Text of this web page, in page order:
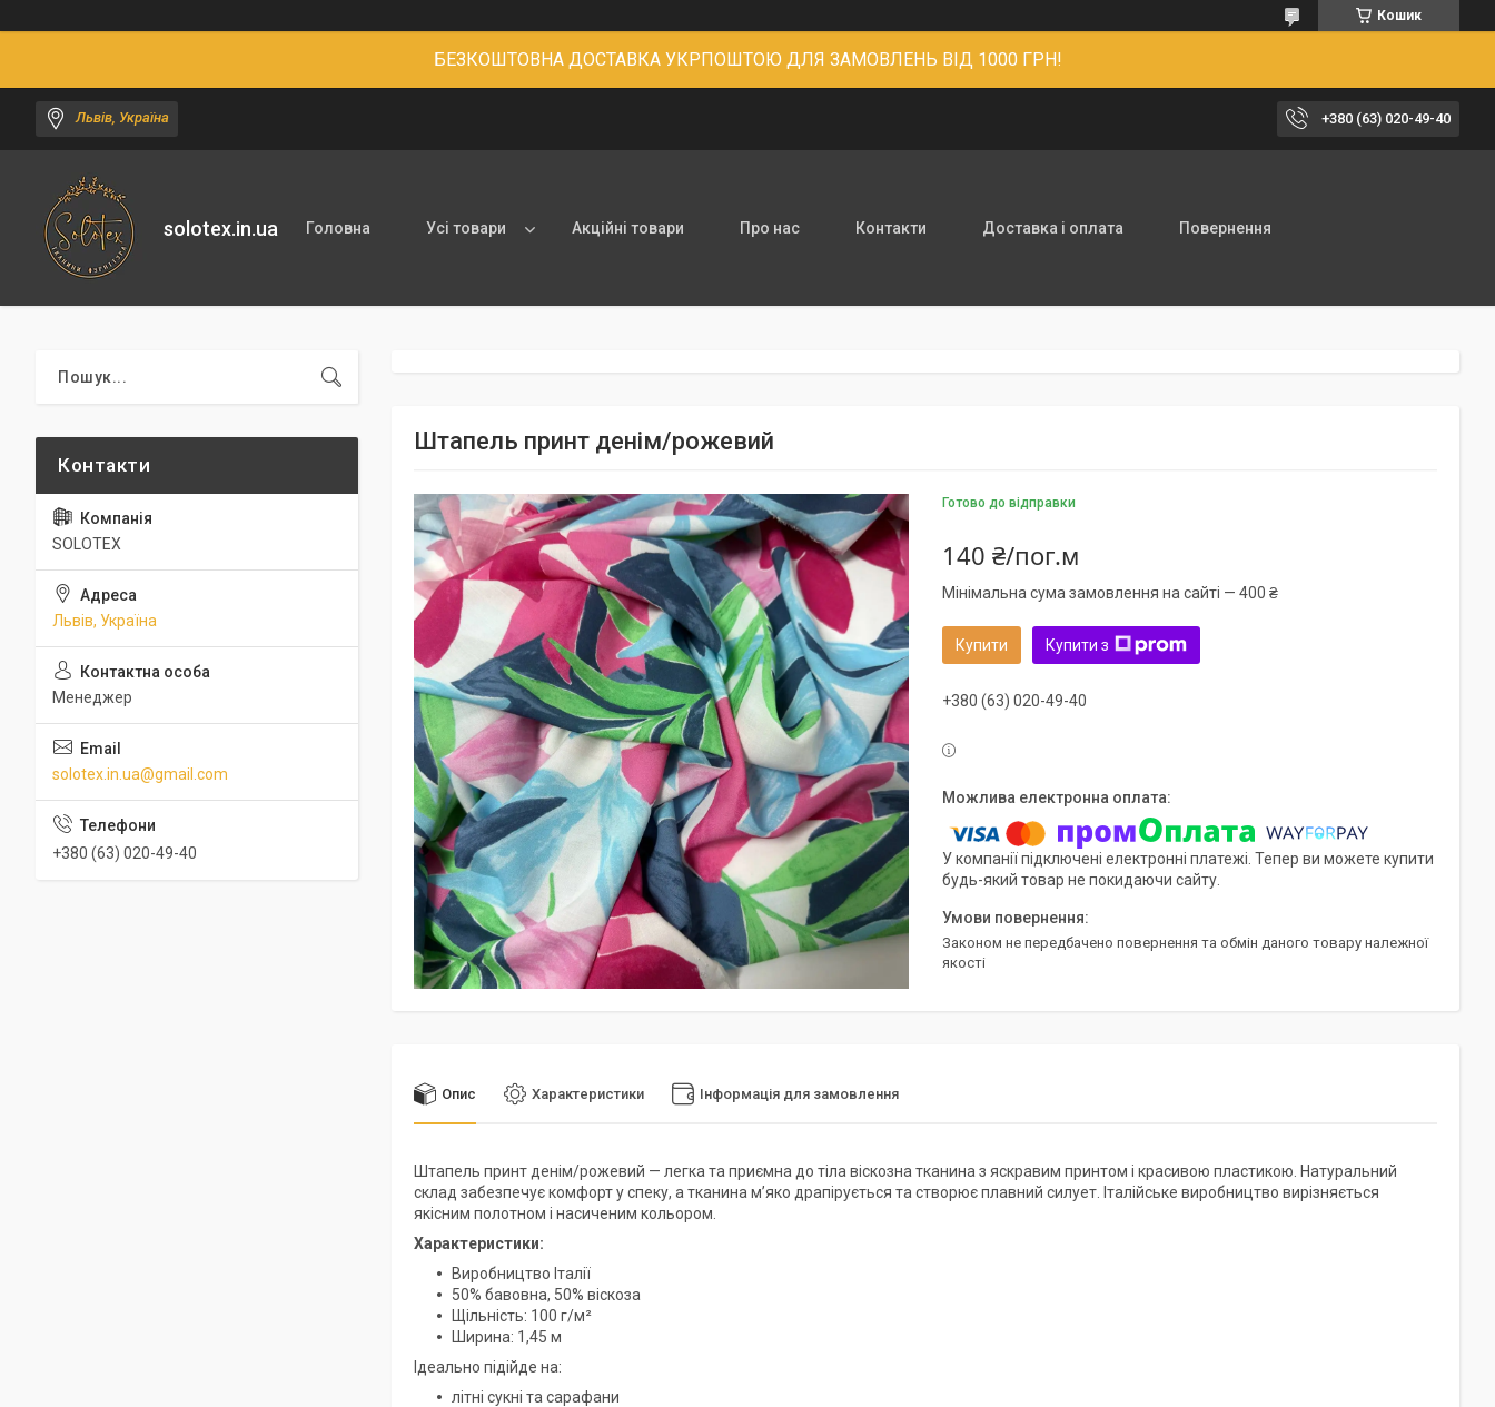
Кошик
БЕЗКОШТОВНА ДОСТАВКА УКРПОШТОЮ ДЛЯ ЗАМОВЛЕНЬ ВІД 1000 ГРН!
Львів, Україна +380 (63) 020-49-40
solotex.in.ua Головна Усі товари Акційні товари Про нас Контакти Доставка і оплата Повернення
Штапель принт денім/рожевий
Готово до відправки
140 ₴/пог.м
Мінімальна сума замовлення на сайті — 400 ₴
Купити Купити з
+380 (63) 020-49-40
У компанії підключені електронні платежі. Тепер ви можете купити
будь-який товар не покидаючи сайту.
Законом не передбачено повернення та обмін даного товару належної
якості
Опис Характеристики Інформація для замовлення
Штапель принт денім/рожевий — легка та приємна до тіла віскозна тканина з яскравим принтом і красивою пластикою. Натуральний
склад забезпечує комфорт у спеку, а тканина м’яко драпірується та створює плавний силует. Італійське виробництво вирізняється
якісним полотном і насиченим кольором.
Характеристики:
Виробництво Італії
50% бавовна, 50% віскоза
Щільність: 100 г/м²
Ширина: 1,45 м
Ідеально підійде на:
літні сукні та сарафани
SOLOTEX
Львів, Україна
Менеджер
solotex.in.ua@gmail.com
+380 (63) 020-49-40